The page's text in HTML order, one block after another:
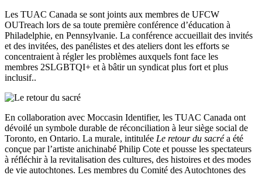
Les TUAC Canada se sont joints aux membres de UFCW
OUTreach lors de sa toute première conférence d’éducation à
Philadelphie, en Pennsylvanie. La conférence accueillait des invités
et des invitées, des panélistes et des ateliers dont les efforts se
concentraient à régler les problèmes auxquels font face les
membres 2SLGBTQI+ et à bâtir un syndicat plus fort et plus
inclusif..
En collaboration avec Moccasin Identifier, les TUAC Canada ont
dévoilé un symbole durable de réconciliation à leur siège social de
Toronto, en Ontario. La murale, intitulée Le retour du sacréa été
conçue par l’artiste anichinabé Philip Cote et pousse les spectateurs
à réfléchir à la revitalisation des cultures, des histoires et des modes
de vie autochtones. Les membres du Comité des Autochtones des